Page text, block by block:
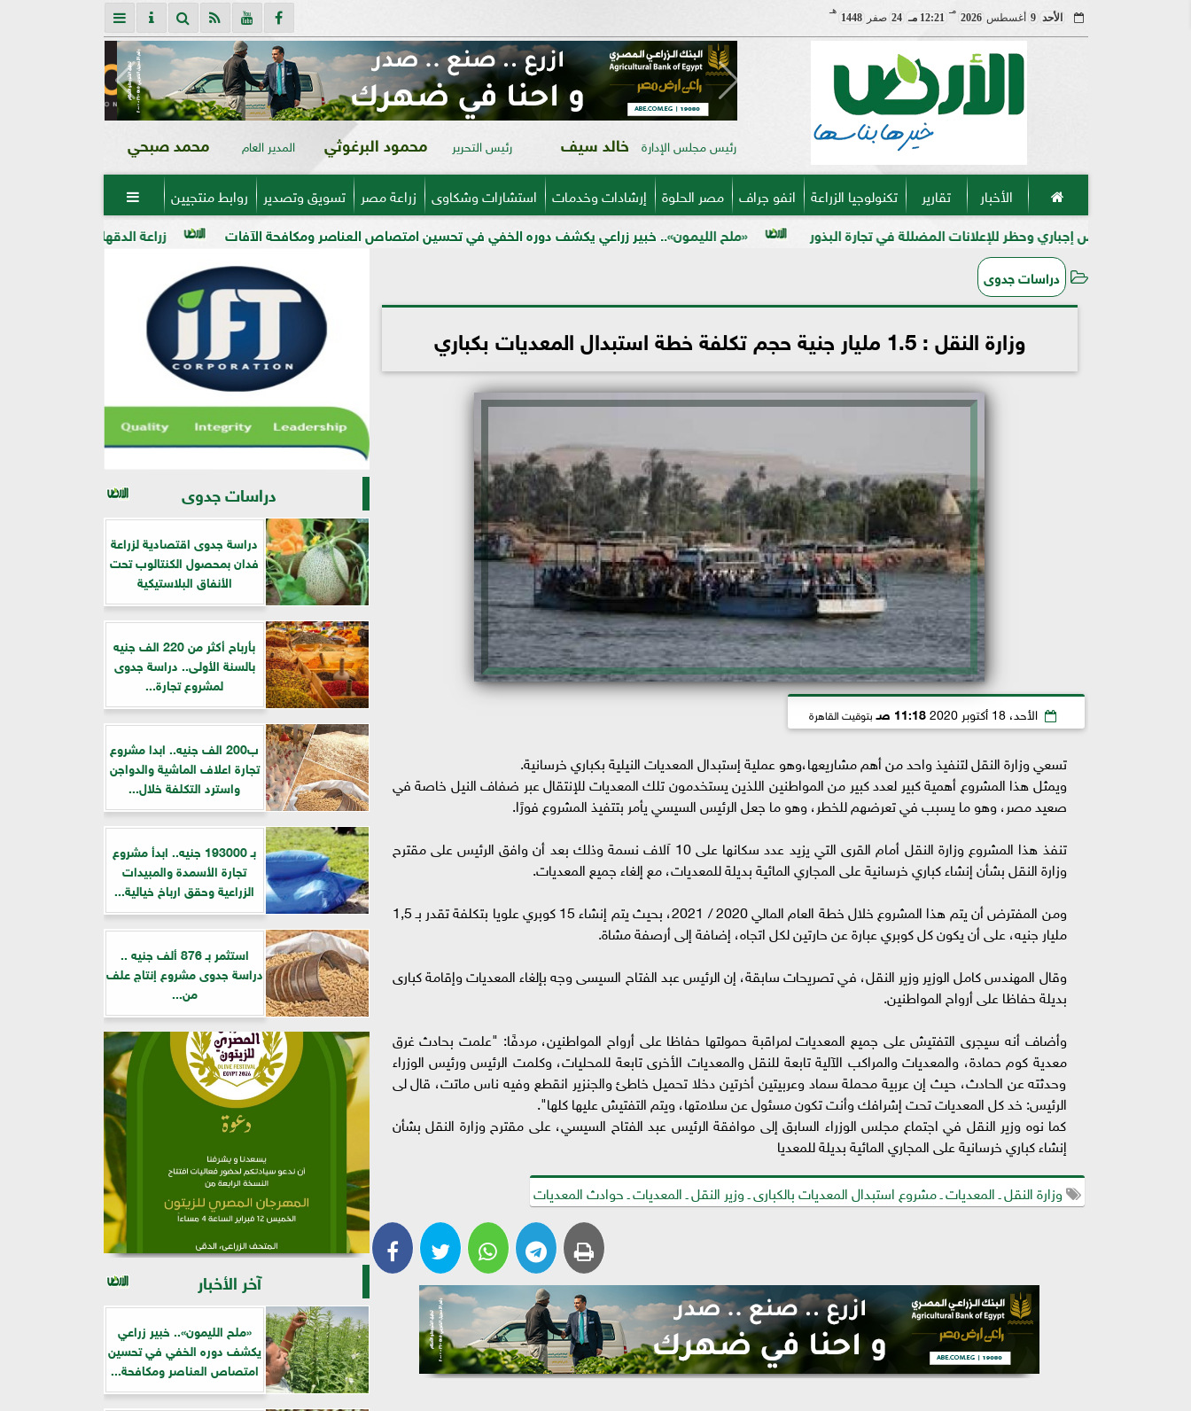
الأحد 9 أغسطس2026
مـ
12:21 مـ 24 صفر 1448
هـ
رئيس مجلس الإدارة خالد سيف رئيس التحرير محمود البرغوثي المدير العام محمد صبحي
الأخبار تقارير تكنولوجيا الزراعة انفو جراف مصر الحلوة إرشادات وخدمات استشارات وشكاوى زراعة مصر تسويق وتصدير روابط منتجيين 
زراعة الدقهلية تكشف خطة تطوير بنجر السكر.. حصاد 90% من المساحات وزيادة «ملح الليمون».. خبير زراعي يكشف دوره الخفي في تحسين امتصاص العناصر ومكافحة الآفات إجباري وحظر للإعلانات المضللة في تجارة البذور
دراسات جدوى
وزارة النقل : 1.5 مليار جنية حجم تكلفة خطة استبدال المعديات بكباري
الأحد، 18 أكتوبر 2020 11:18 صـ بتوقيت القاهرة
تسعي وزارة النقل لتنفيذ واحد من أهم مشاريعها،وهو عملية إستبدال المعديات النيلية بكباري خرسانية.
ويمثل هذا المشروع أهمية كبير لعدد كبير من المواطنين اللذين يستخدمون تلك المعديات للإنتقال عبر ضفاف النيل خاصة في
صعيد مصر، وهو ما يسبب في تعرضهم للخطر، وهو ما جعل الرئيس السيسي يأمر بتتفيذ المشروع فورًا.
تنفذ هذا المشروع وزارة النقل أمام القرى التي يزيد عدد سكانها على 10 آلاف نسمة وذلك بعد أن وافق الرئيس على مقترح
وزارة النقل بشأن إنشاء كباري خرسانية على المجاري المائية بديلة للمعديات، مع إلغاء جميع المعديات.
ومن المفترض أن يتم هذا المشروع خلال خطة العام المالي 2020 / 2021، بحيث يتم إنشاء 15 كوبري علويا بتكلفة تقدر بـ 1,5
مليار جنيه، على أن يكون كل كوبري عبارة عن حارتين لكل اتجاه، إضافة إلى أرصفة مشاة.
وقال المهندس كامل الوزير وزير النقل، في تصريحات سابقة، إن الرئيس عبد الفتاح السيسى وجه بإلغاء المعديات وإقامة كبارى
بديلة حفاظا على أرواح المواطنين.
وأضاف أنه سيجرى التفتيش على جميع المعديات لمراقبة حمولتها حفاظا على أرواح المواطنين، مردفًا: "علمت بحادث غرق
معدية كوم حمادة، والمعديات والمراكب الآلية تابعة للنقل والمعديات الأخرى تابعة للمحليات، وكلمت الرئيس ورئيس الوزراء
وحدثته عن الحادث، حيث إن عربية محملة سماد وعربيتين أخرتين دخلا تحميل خاطئ والجنزير انقطع وفيه ناس ماتت، قال لى
الرئيس: خد كل المعديات تحت إشرافك وأنت تكون مسئول عن سلامتها، ويتم التفتيش عليها كلها".
كما نوه وزير النقل في اجتماع مجلس الوزراء السابق إلى موافقة الرئيس عبد الفتاح السيسي، على مقترح وزارة النقل بشأن
إنشاء كباري خرسانية على المجاري المائية بديلة للمعديا
وزارة النقل ـ المعديات ـ مشروع استبدال المعديات بالكبارى ـ وزير النقل ـ المعديات ـ حوادث المعديات
دراسات جدوى
دراسة جدوى اقتصادية لزراعة
فدان بمحصول الكنتالوب تحت
الأنفاق البلاستيكية
بأرباح أكثر من 220 الف جنيه
بالسنة الأولى.. دراسة جدوى
لمشروع تجارة...
ب200 الف جنيه.. ابدا مشروع
تجارة اعلاف الماشية والدواجن
واسترد التكلفة خلال...
بـ 193000 جنيه.. ابدأ مشروع
تجارة الأسمدة والمبيدات
الزراعية وحقق ارباخ خيالية...
استثمر بـ 876 ألف جنيه ..
دراسة جدوى مشروع إنتاج علف
من...
آخر الأخبار
«ملح الليمون».. خبير زراعي
يكشف دوره الخفي في تحسين
امتصاص العناصر ومكافحة...